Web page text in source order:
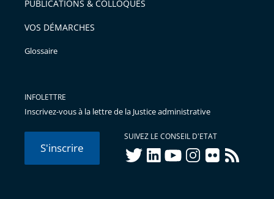
PUBLICATIONS & COLLOQUES
VOS DÉMARCHES
Glossaire
INFOLETTRE
Inscrivez-vous à la lettre de la Justice administrative
S'inscrire
SUIVEZ LE CONSEIL D'ETAT
twitterlinkedInyoutubeinstagram
flickr rss